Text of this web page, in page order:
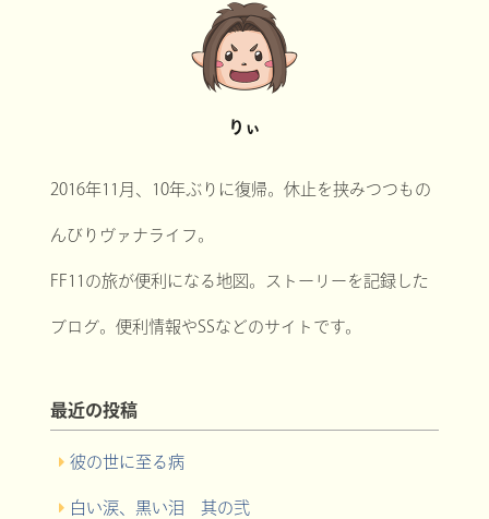
りぃ
2016年11月、10年ぶりに復帰。休止を挟みつつもの
んびりヴァナライフ。
FF11の旅が便利になる地図。ストーリーを記録した
ブログ。便利情報やSSなどのサイトです。
最近の投稿
彼の世に至る病
白い涙、黒い泪 其の弐